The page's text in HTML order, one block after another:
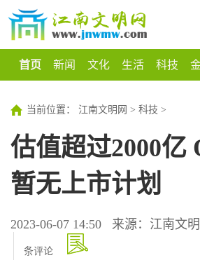
首页 新闻 文化 生活 科技
当前位置： 江南文明网 > 科技 >
估值超过2000亿
暂无上市计划
2023-06-07 14:50 来源：江南文明
条评论